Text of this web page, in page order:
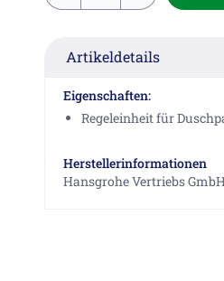
Artikeldetails
Eigenschaften:
Regeleinheit für
Herstellerinformationen
Hansgrohe Vertriebs